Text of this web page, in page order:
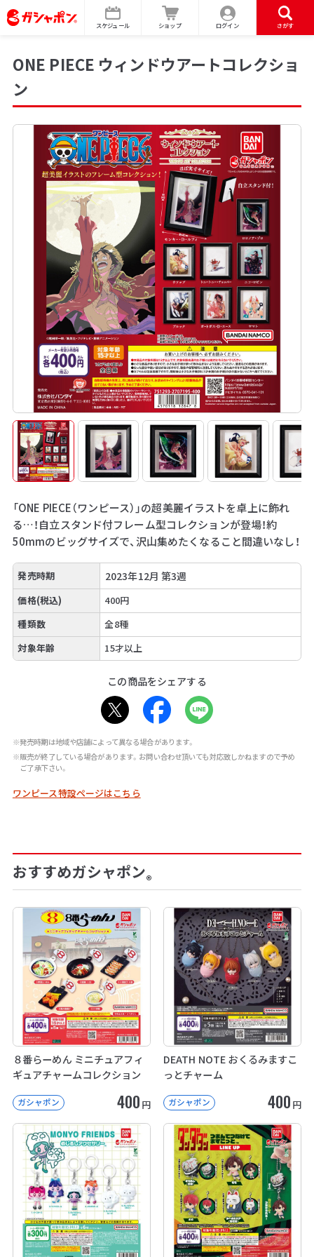
スケジュール ショップ ログイン さがす
ONE PIECE ウィンドウアートコレクショ
ン
「ONE PIECE（ワンピース）」の超美麗イラストを卓上に飾れ
る…！自立スタンド付フレーム型コレクションが登場！約
50mmのビッグサイズで、沢山集めたくなること間違いなし！
発売時期 2023年12月 第3週
価格(税込)
400円
種類数
全8種
対象年齢
15才以上
この商品をシェアする
※発売時期は地域や店舗によって異なる場合があります。
※販売が終了している場合があります。お問い合わせ頂いても対応致しかねますので予め
ご了承下さい。
ワンピース特設ページはこちら
おすすめガシャポン®
８番らーめん ミニチュアフィ
ギュアチャームコレクション
ガシャポン 400 円
DEATH NOTE おくるみますこ
っとチャーム
ガシャポン 400 円